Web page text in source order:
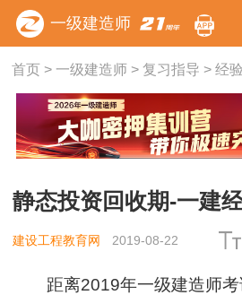
一级建造师
首页> 一级建造师> 复习指导 > 经
静态投资回收期-一建
建设工程教育网 2019-08-22
距离2019年一级建造师